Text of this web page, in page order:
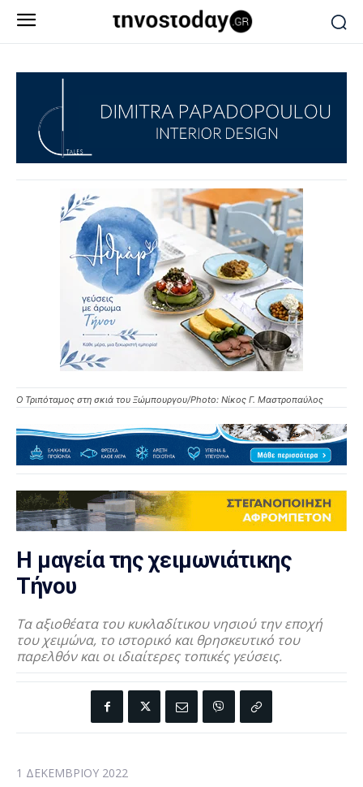
Ο Τριπόταμος στη σκιά του Ξώμπουργου/Photo: Νίκος Γ. Μαστροπαύλος
Η μαγεία της χειμωνιάτικης
Τήνου
Τα αξιοθέατα του κυκλαδίτικου νησιού την εποχή
του χειμώνα, το ιστορικό και θρησκευτικό του
παρελθόν και οι ιδιαίτερες τοπικές γεύσεις.
1 ΔΕΚΕΜΒΡΊΟΥ 2022